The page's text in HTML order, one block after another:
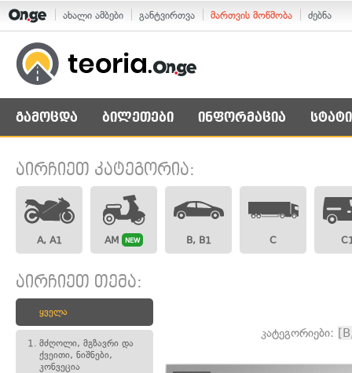
ახალი ამბები განტვირთვა მართვის მოწმობა ძებნა
გამოცდა ბილეთები ინფორმაცია
აირჩიეთ კატეგორია:
A, A1 AM NEW B, B1 C
აირჩიეთ თემა:
ყველა
1. მძღოლი, მგზავრი და
ქვეითი, ნიშნები,
კონვეცია
კატეგორიები: